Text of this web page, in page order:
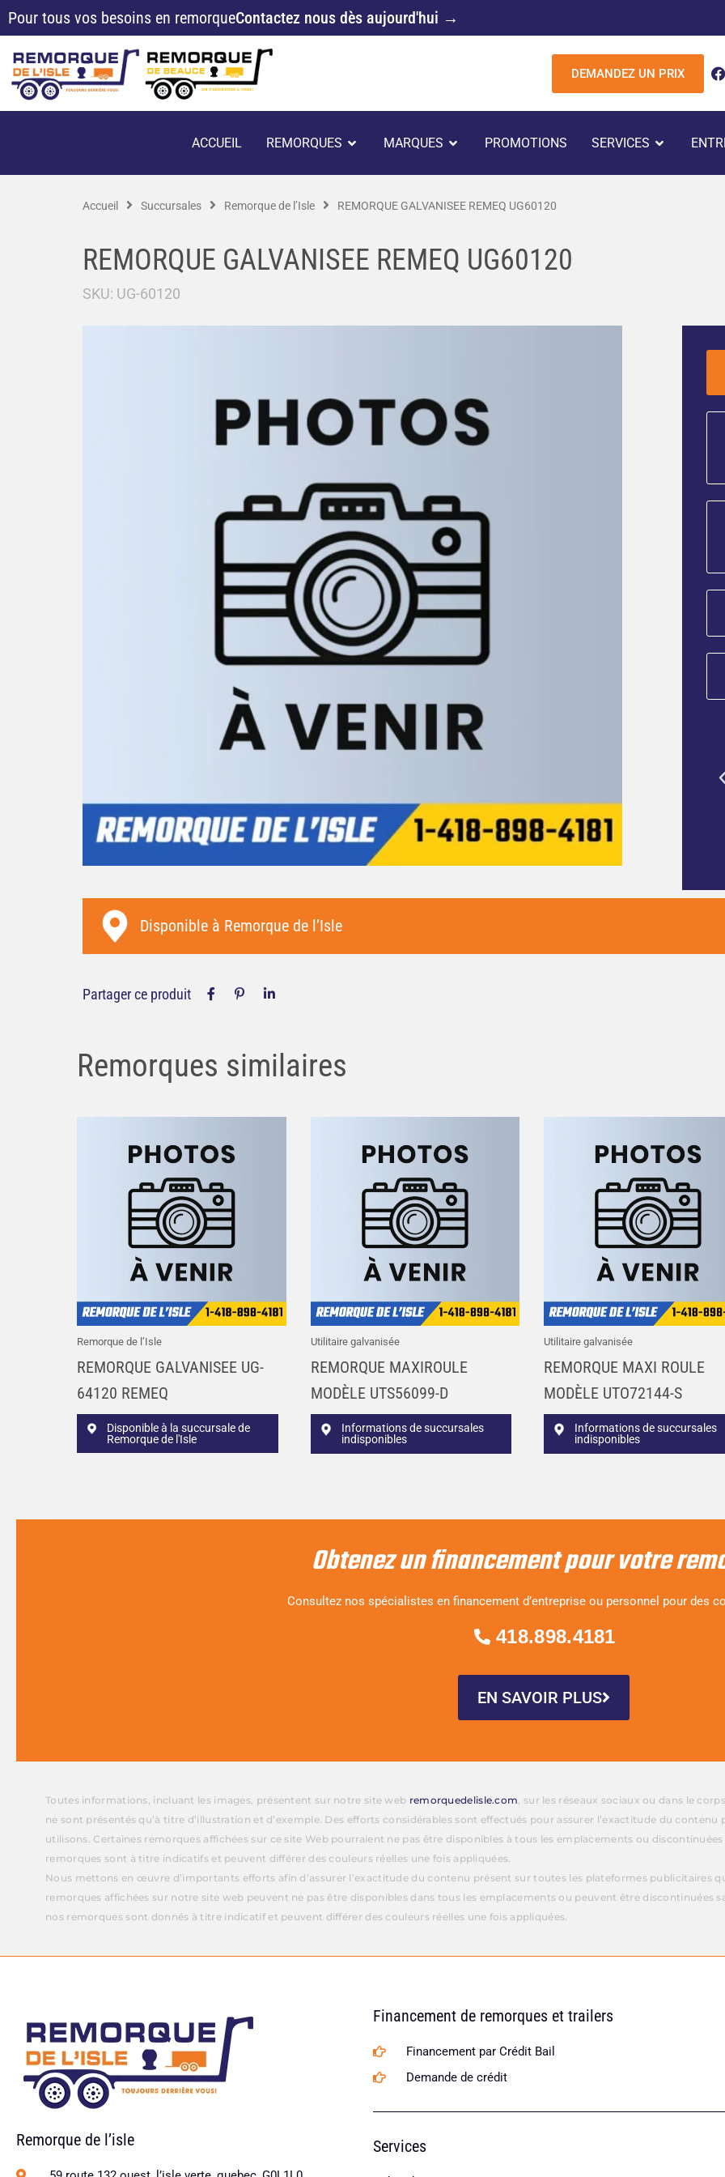
Aller
au
Pour tous vos besoins en remorqueContactez nous dès aujourd'hui →
DEMANDEZ UN PRIX
F
a
e
o
o
ACCUEIL REMORQUES OUVRIR REMORQUES
MARQUES OUVRIR MARQUES
PROMOTIONS SERVICES OUVRIR
Accueil Succursales Remorque de l’Isle REMORQUE GALVANISEE REMEQ UG60120
REMORQUE GALVANISEE REMEQ UG60120
SKU: UG-60120
Merci à toute l'équipe de la Remorque de
Mon endroit préféré pour acheter une
Disponible à Remorque de l’Isle
Partager ce produit
Remorques similaires
Remorque de l’Isle
REMORQUE GALVANISEE UG-
64120 REMEQ
Disponible à la succursale de
Remorque de l'Isle
Utilitaire galvanisée
REMORQUE MAXIROULE
MODÈLE UTS56099-D
Informations de succursales
indisponibles
Utilitaire galvanisée
REMORQUE MAXI ROULE
MODÈLE UTO72144-S
Informations de succursales
indisponibles
Obtenez un financement pour votre
Consultez nos spécialistes en financement d’entreprise ou personnel pour des
418.898.4181
EN SAVOIR PLUS
Toutes informations, incluant les images, présentent sur notre site web remorquedelisle.com , sur les réseaux sociaux ou dans le
ne sont présentés qu’à titre d’illustration et d’exemple. Des efforts considérables sont effectués pour assurer l’exactitude du
utilisons. Certaines remorques affichées sur ce site Web pourraient ne pas être disponibles à tous les emplacements ou
remorques sont à titre indicatifs et peuvent différer des couleurs réelles une fois appliquées.
Nous mettons en œuvre d’importants efforts afin d’assurer l’exactitude du contenu présent sur toutes les plateformes publicitaires
remorques affichées sur notre site web peuvent ne pas être disponibles dans tous les emplacements ou peuvent être discontinuées
nos remorques sont donnés à titre indicatif et peuvent différer des couleurs réelles une fois appliquées.
Remorque de l’isle
Financement de remorques et trailers
Financement par Crédit Bail
Demande de crédit
Services